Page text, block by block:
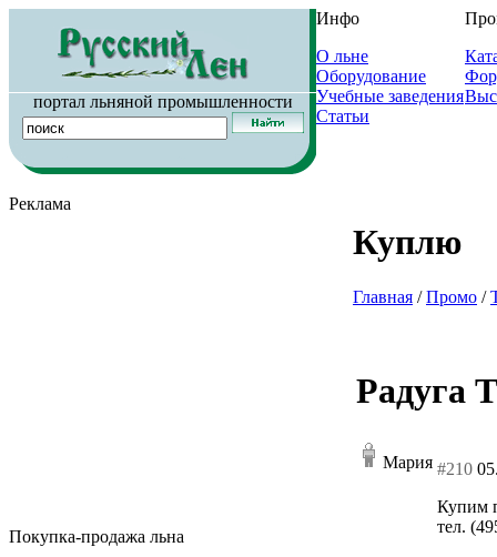
портал льняной промышленности
Инфо
О льне
Оборудование
Учебные заведения
Статьи
Реклама
Покупка-продажа льна
Куплю
Главная /Промо /
Радуга
Мария #210
Купим
тел.